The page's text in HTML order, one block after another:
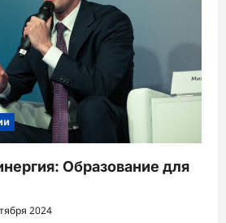
Образование для
2024